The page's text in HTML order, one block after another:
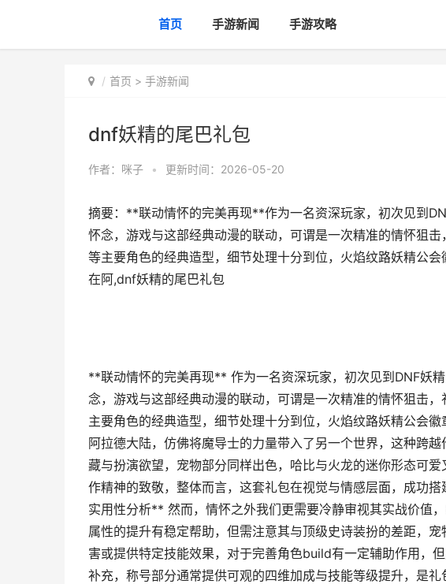
首页 手游新闻 手游攻略
首页 > 手游新闻
dnf妖精的尾巴礼包
作者： 咪子 • 更新时间：2026-05-20
摘要：**联动情怀的完美再现**作为一名资深玩家，初次见到
怀念，游戏与这部经典动漫的联动，可谓是一次精准的情怀狙
等主要角色的经典造型，细节处理十分到位，火焰纹路妖精公
在阿,dnf妖精的尾巴礼包
**联动情怀的完美再现** 作为一名资深玩家，初次见到DNF妖
念，游戏与这部经典动漫的联动，可谓是一次精准的情怀狙击
主要角色的经典造型，细节处理十分到位，火焰纹路妖精公会
阿拉德大陆，仿佛将魔导士的力量带入了另一个世界，这种跨
藏与扮演欲望，宠物部分同样出色，哈比与火龙的迷你形态可
作精神的致敬，整体而言，这套礼包在视觉与情感层面，成功
实用性分析** 然而，情怀之外我们更需要冷静审视其实战价值
属性的提升有稳定帮助，但需注意其与顶级史诗装扮的差距，
害或提供特定技能效果，对于完善角色build有一定辅助作用，
补充，称号部分通常提供可观的四维加成与技能等级提升，是